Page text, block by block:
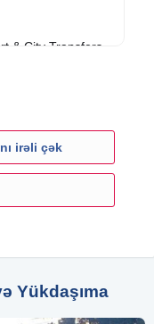
& City Transfers
irəli çək
Yükdaşıma